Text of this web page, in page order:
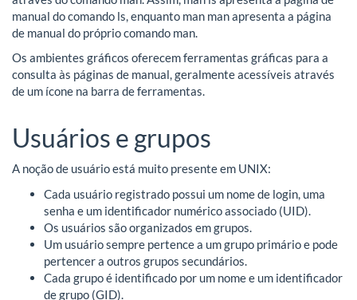
manual do comando ls, enquanto man man apresenta a página
de manual do próprio comando man.
Os ambientes gráficos oferecem ferramentas gráficas para a
consulta às páginas de manual, geralmente acessíveis através
de um ícone na barra de ferramentas.
Usuários e grupos
A noção de usuário está muito presente em UNIX:
Cada usuário registrado possui um nome de login, uma
senha e um identificador numérico associado (UID).
Os usuários são organizados em grupos.
Um usuário sempre pertence a um grupo primário e pode
pertencer a outros grupos secundários.
Cada grupo é identificado por um nome e um identificador
de grupo (GID).